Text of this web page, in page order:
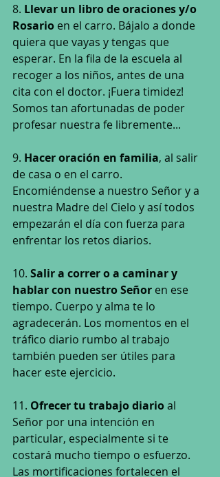
8. Llevar un libro de oraciones y/o
Rosario en el carro. Bájalo a donde
quiera que vayas y tengas que
esperar. En la fila de la escuela al
recoger a los niños, antes de una
cita con el doctor. ¡Fuera timidez!
Somos tan afortunadas de poder
profesar nuestra fe libremente...
9. Hacer oración en familia, al salir
de casa o en el carro.
Encomiéndense a nuestro Señor y a
nuestra Madre del Cielo y así todos
empezarán el día con fuerza para
enfrentar los retos diarios.
10. Salir a correr o a caminar y
hablar con nuestro Señor en ese
tiempo. Cuerpo y alma te lo
agradecerán. Los momentos en el
tráfico diario rumbo al trabajo
también pueden ser útiles para
hacer este ejercicio.
11. Ofrecer tu trabajo diario al
Señor por una intención en
particular, especialmente si te
costará mucho tiempo o esfuerzo.
Las mortificaciones fortalecen el